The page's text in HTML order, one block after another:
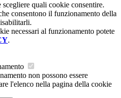
scegliere quali cookie consentire.
consentono il funzionamento della
necessari al funzionamento potete
.
non possono essere
l'elenco nella pagina della cookie